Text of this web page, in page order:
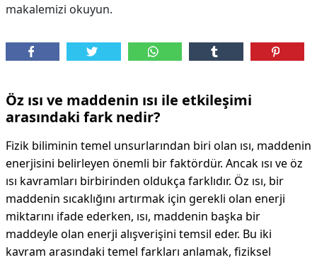
makalemizi okuyun.
Öz ısı ve maddenin ısı ile etkileşimi
arasındaki fark nedir?
Fizik biliminin temel unsurlarından biri olan ısı, maddenin
enerjisini belirleyen önemli bir faktördür. Ancak ısı ve öz
ısı kavramları birbirinden oldukça farklıdır. Öz ısı, bir
maddenin sıcaklığını artırmak için gerekli olan enerji
miktarını ifade ederken, ısı, maddenin başka bir
maddeyle olan enerji alışverişini temsil eder. Bu iki
kavram arasındaki temel farkları anlamak, fiziksel